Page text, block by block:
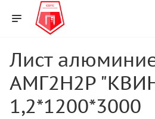
Лист
АМГ2Н2Р
1,2*1200*3000